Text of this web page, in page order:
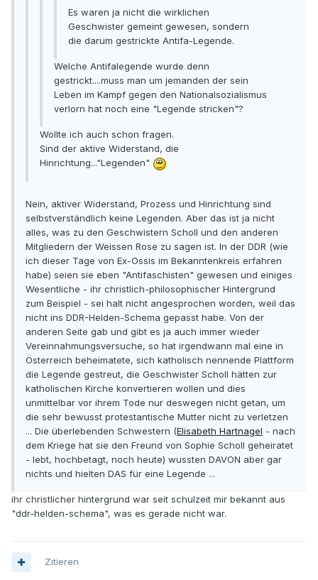
Es waren ja nicht die wirklichen
Geschwister gemeint gewesen, sondern
die darum gestrickte Antifa-Legende.
Welche Antifalegende wurde denn
gestrickt....muss man um jemanden der sein
Leben im Kampf gegen den Nationalsozialismus
verlorn hat noch eine "Legende stricken"?
Wollte ich auch schon fragen.
Sind der aktive Widerstand, die
Hinrichtung..."Legenden"
Nein, aktiver Widerstand, Prozess und Hinrichtung sind
selbstverständlich keine Legenden. Aber das ist ja nicht
alles, was zu den Geschwistern Scholl und den anderen
Mitgliedern der Weissen Rose zu sagen ist. In der DDR (wie
ich dieser Tage von Ex-Ossis im Bekanntenkreis erfahren
habe) seien sie eben "Antifaschisten" gewesen und einiges
Wesentliche - ihr christlich-philosophischer Hintergrund
zum Beispiel - sei halt nicht angesprochen worden, weil das
nicht ins DDR-Helden-Schema gepasst habe. Von der
anderen Seite gab und gibt es ja auch immer wieder
Vereinnahmungsversuche, so hat irgendwann mal eine in
Österreich beheimatete, sich katholisch nennende Plattform
die Legende gestreut, die Geschwister Scholl hätten zur
katholischen Kirche konvertieren wollen und dies
unmittelbar vor ihrem Tode nur deswegen nicht getan, um
die sehr bewusst protestantische Mutter nicht zu verletzen
... Die überlebenden Schwestern (Elisabeth Hartnagel - nach
dem Kriege hat sie den Freund von Sophie Scholl geheiratet
- lebt, hochbetagt, noch heute) wussten DAVON aber gar
nichts und hielten DAS für eine Legende ...
ihr christlicher hintergrund war seit schulzeit mir bekannt aus
"ddr-helden-schema", was es gerade nicht war.
Zitieren